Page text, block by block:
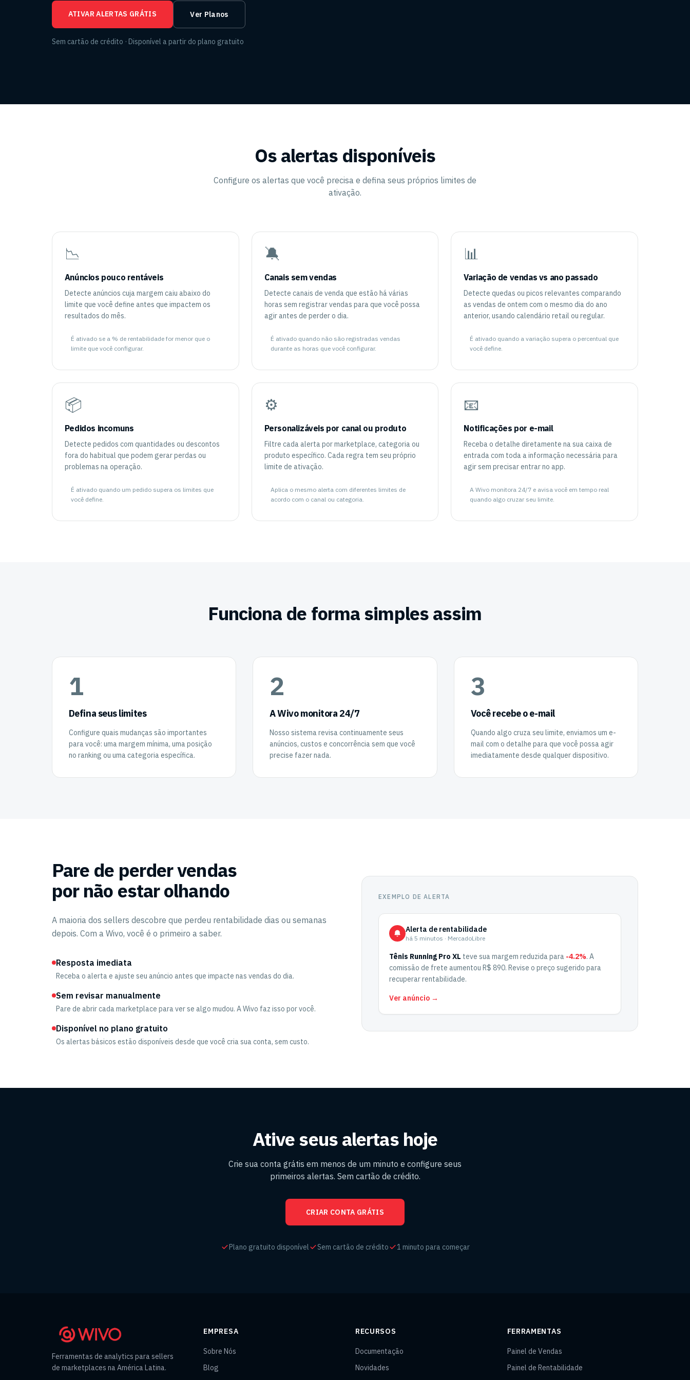
ATIVAR ALERTAS GRÁTIS Ver Planos
Sem cartão de crédito · Disponível a partir do plano gratuito
Os alertas disponíveis
Configure os alertas que você precisa e defina seus próprios limites de
ativação.
📉
Anúncios pouco rentáveis
Detecte anúncios cuja margem caiu abaixo do
limite que você define antes que impactem os
resultados do mês.
É ativado se a % de rentabilidade for menor que o
limite que você configurar.
🔕
Canais sem vendas
Detecte canais de venda que estão há várias
horas sem registrar vendas para que você possa
agir antes de perder o dia.
É ativado quando não são registradas vendas
durante as horas que você configurar.
📊
Variação de vendas vs ano passado
Detecte quedas ou picos relevantes comparando
as vendas de ontem com o mesmo dia do ano
anterior, usando calendário retail ou regular.
É ativado quando a variação supera o percentual que
você define.
📦
Pedidos incomuns
Detecte pedidos com quantidades ou descontos
fora do habitual que podem gerar perdas ou
problemas na operação.
É ativado quando um pedido supera os limites que
você define.
⚙️
Personalizáveis por canal ou produto
Filtre cada alerta por marketplace, categoria ou
produto específico. Cada regra tem seu próprio
limite de ativação.
Aplica o mesmo alerta com diferentes limites de
acordo com o canal ou categoria.
📧
Notificações por e-mail
Receba o detalhe diretamente na sua caixa de
entrada com toda a informação necessária para
agir sem precisar entrar no app.
A Wivo monitora 24/7 e avisa você em tempo real
quando algo cruzar seu limite.
Funciona de forma simples assim
1
Defina seus limites
Configure quais mudanças são importantes
para você: uma margem mínima, uma posição
no ranking ou uma categoria específica.
2
A Wivo monitora 24/7
Nosso sistema revisa continuamente seus
anúncios, custos e concorrência sem que você
precise fazer nada.
3
Você recebe o e-mail
Quando algo cruza seu limite, enviamos um e-
mail com o detalhe para que você possa agir
imediatamente desde qualquer dispositivo.
Pare de perder vendas
por não estar olhando
A maioria dos sellers descobre que perdeu rentabilidade dias ou semanas
depois. Com a Wivo, você é o primeiro a saber.
Resposta imediata
Receba o alerta e ajuste seu anúncio antes que impacte nas vendas do dia.
Sem revisar manualmente
Pare de abrir cada marketplace para ver se algo mudou. A Wivo faz isso por você.
Disponível no plano gratuito
Os alertas básicos estão disponíveis desde que você cria sua conta, sem custo.
EXEMPLO DE ALERTA
Alerta de rentabilidade
há 5 minutos · MercadoLibre
Tênis Running Pro XL teve sua margem reduzida para -4.2%. A
comissão de frete aumentou R$ 890. Revise o preço sugerido para
recuperar rentabilidade.
Ver anúncio →
Ative seus alertas hoje
Crie sua conta grátis em menos de um minuto e configure seus
primeiros alertas. Sem cartão de crédito.
CRIAR CONTA GRÁTIS
Plano gratuito disponível Sem cartão de crédito 1 minuto para começar
Ferramentas de analytics para sellers
de marketplaces na América Latina.
EMPRESA
Sobre Nós
Blog
RECURSOS
Documentação
Novidades
FERRAMENTAS
Painel de Vendas
Painel de Rentabilidade